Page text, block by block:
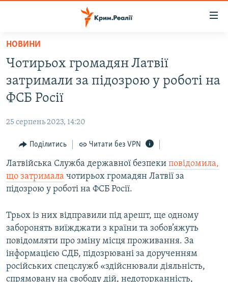
Перейти
основного
матеріалу
Перейти
до
основної
навігації
Перейти
пошуку
ВОДА.КРИМ
ВІДЕО ТА ФОТО
БЛОГИ
ПОГЛЯД
ІНТЕРВ'Ю
ВСЕ ЗА ДЕНЬ
ДЕПОРТАЦІЯ
ВІДЕОУРОКИ «ELIFBE»
СВІДЧЕННЯ ОКУПАЦІЇ
УКРАЇНСЬКА ПРОБЛЕМА КРИМУ
ЯК ОБІЙТИ БЛОКУВАННЯ
Русский
Qırımtatar
НОВИНИ
Чотирьох громадян Латвії
затримали за підозрою у роботі на
ФСБ Росії
25 серпень 2023, 14:20
Поділитись Читати без VPN
Латвійська Cлужба державної безпеки повідомила,
що затримала чотирьох громадян Латвії за
підозрою у роботі на ФСБ Росії.
Трьох із них відправили під арешт, ще одному
заборонять виїжджати з країни та зобов’яжуть
повідомляти про зміну місця проживання. За
інформацією СДБ, підозрювані за дорученням
російських спецслужб «здійснювали діяльність,
спрямовану на свободу дій, недоторканність,